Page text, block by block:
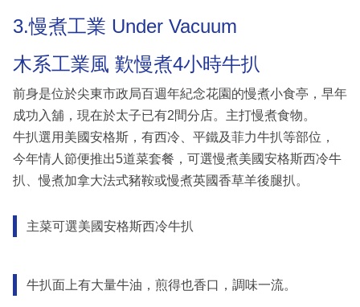
3.慢煮工業 Under Vacuum
木系工業風 歎慢煮4小時牛扒
前身是位於尖東市政局百週年紀念花園的慢煮小食亭，早年
成功入舖，現在於太子已有2間分店。主打慢煮食物。
牛扒選用美國安格斯，有西冷、平鐵及菲力牛扒等部位，
今年情人節便推出5道菜套餐，可選慢煮美國安格斯西冷牛
扒、慢煮加拿大法式豬鞍或慢煮英國香草羊後腿扒。
主菜可選美國安格斯西冷牛扒
牛扒面上有大量牛油，煎得也香口，調味一流。